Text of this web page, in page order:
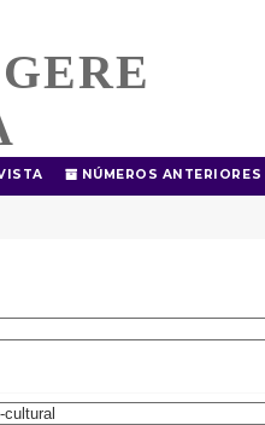
NÚMEROS ANTERIORES